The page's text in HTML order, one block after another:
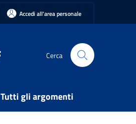
Accedi all'area personale
Cerca
Tutti gli argomenti